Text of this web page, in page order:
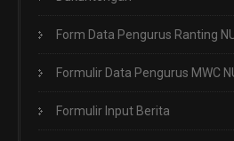
Form Data Pengurus Ranting
Formulir Data Pengurus MWC
Formulir Input Berita